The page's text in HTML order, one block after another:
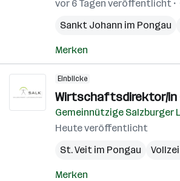
vor 6 Tagen veröffentlicht
Sankt Johann im Pongau
Merken
Einblicke
Wirtschaftsdirektor/in
Gemeinnützige Salzburger
Heute veröffentlicht
St. Veit im Pongau
Merken